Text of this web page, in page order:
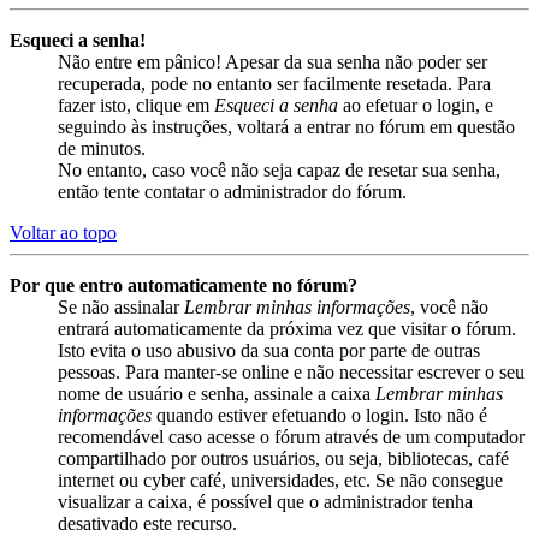
Esqueci a senha!
Não entre em pânico! Apesar da sua senha não poder ser
recuperada, pode no entanto ser facilmente resetada. Para
fazer isto, clique em Esqueci a senha ao efetuar o login, e
seguindo às instruções, voltará a entrar no fórum em questão
de minutos.
No entanto, caso você não seja capaz de resetar sua senha,
então tente contatar o administrador do fórum.
Voltar ao topo
Por que entro automaticamente no fórum?
Se não assinalar Lembrar minhas informações, você não
entrará automaticamente da próxima vez que visitar o fórum.
Isto evita o uso abusivo da sua conta por parte de outras
pessoas. Para manter-se online e não necessitar escrever o seu
nome de usuário e senha, assinale a caixa Lembrar minhas
informações quando estiver efetuando o login. Isto não é
recomendável caso acesse o fórum através de um computador
compartilhado por outros usuários, ou seja, bibliotecas, café
internet ou cyber café, universidades, etc. Se não consegue
visualizar a caixa, é possível que o administrador tenha
desativado este recurso.